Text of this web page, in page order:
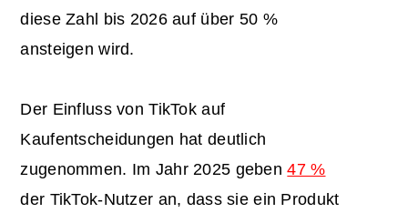
diese Zahl bis 2026 auf über 50 %
ansteigen wird.
Der Einfluss von TikTok auf
Kaufentscheidungen hat deutlich
zugenommen. Im Jahr 2025 geben47 %
der TikTok-Nutzer an, dass sie ein Produkt